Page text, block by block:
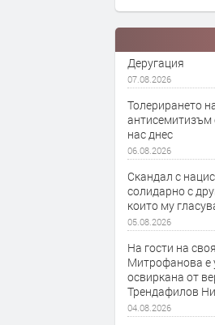
Деругация
07.08.2026
Толерирането
антисемитизъм
нас днес
06.08.2026
Скандал с
солидарно с
които му
05.08.2026
На гости на
Митрофанова е
освиркана от
Трендафилов
04.08.2026